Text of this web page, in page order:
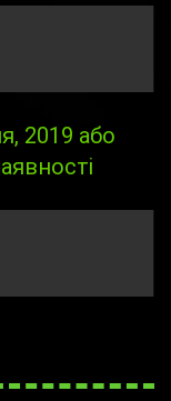
2019 або